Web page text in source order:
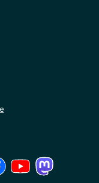
Fenster)
ein neues Fenster)
öffnet ein neues Fenster)
(Link öffnet ein neues
(Link öffnet ein